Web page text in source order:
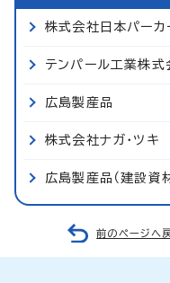
株式会社日本パーカ
テンパール工業株
広島製産品
株式会社ナガ・ツキ
広島製産品（建設資
前のページへ